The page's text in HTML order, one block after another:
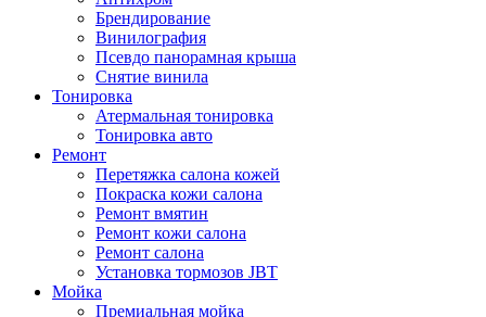
Брендирование
Винилография
Псевдо панорамная крыша
Снятие винила
Тонировка
Атермальная тонировка
Тонировка авто
Ремонт
Перетяжка салона кожей
Покраска кожи салона
Ремонт вмятин
Ремонт кожи салона
Ремонт салона
Установка тормозов JBT
Мойка
Премиальная мойка